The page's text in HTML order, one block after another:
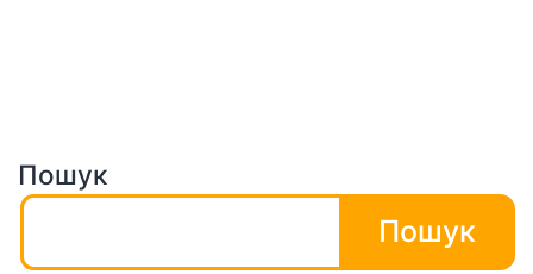
Пошук
Пошук